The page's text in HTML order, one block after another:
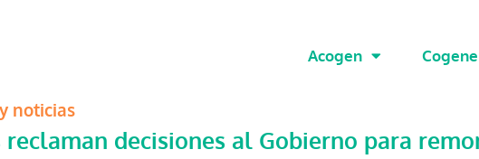
Acogen
noticias
reclaman decisiones al Gobierno para